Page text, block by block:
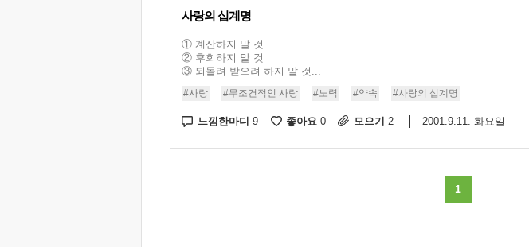
사랑의 십계명
① 계산하지 말 것
② 후회하지 말 것
③ 되돌려 받으려 하지 말 것...
#사랑 #무조건적인 사랑 #노력 #약속 #사랑의 십계명
느낌한마디 9 좋아요 0 모으기 2 2001.9.11. 화요일
1